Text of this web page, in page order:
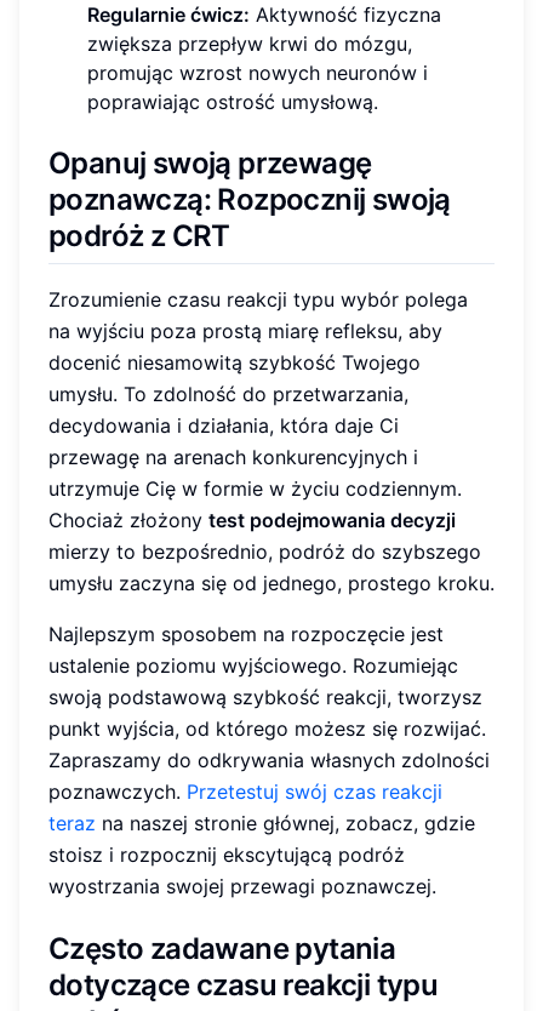
Regularnie ćwicz: Aktywność fizyczna
zwiększa przepływ krwi do mózgu,
promując wzrost nowych neuronów i
poprawiając ostrość umysłową.
Opanuj swoją przewagę
poznawczą: Rozpocznij swoją
podróż z CRT
Zrozumienie czasu reakcji typu wybór polega
na wyjściu poza prostą miarę refleksu, aby
docenić niesamowitą szybkość Twojego
umysłu. To zdolność do przetwarzania,
decydowania i działania, która daje Ci
przewagę na arenach konkurencyjnych i
utrzymuje Cię w formie w życiu codziennym.
Chociaż złożony test podejmowania decyzji
mierzy to bezpośrednio, podróż do szybszego
umysłu zaczyna się od jednego, prostego kroku.
Najlepszym sposobem na rozpoczęcie jest
ustalenie poziomu wyjściowego. Rozumiejąc
swoją podstawową szybkość reakcji, tworzysz
punkt wyjścia, od którego możesz się rozwijać.
Zapraszamy do odkrywania własnych zdolności
poznawczych. Przetestuj swój czas reakcji
teraz na naszej stronie głównej, zobacz, gdzie
stoisz i rozpocznij ekscytującą podróż
wyostrzania swojej przewagi poznawczej.
Często zadawane pytania
dotyczące czasu reakcji typu